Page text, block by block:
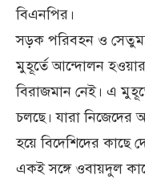
বিএনপির।
সড়ক পরিবহন ও
মুহূর্তে আন্দোলন হওয়ার
বিরাজমান নেই। এ
চলছে। যারা নিজেদের
হয়ে বিদেশিদের কাছে
একই সঙ্গে ওবায়দুল